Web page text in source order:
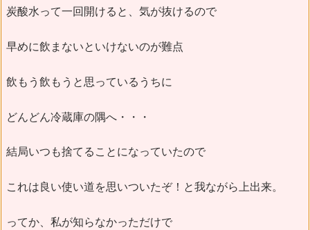
炭酸水って一回開けると、気が抜けるので
早めに飲まないといけないのが難点
飲もう飲もうと思っているうちに
どんどん冷蔵庫の隅へ・・・
結局いつも捨てることになっていたので
これは良い使い道を思いついたぞ！と我ながら上出来。
ってか、私が知らなかっただけで